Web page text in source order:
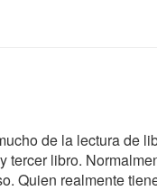
de la lectura de
tercer libro.
Quien realmente